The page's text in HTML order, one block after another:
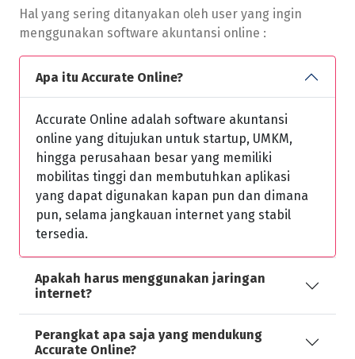
Hal yang sering ditanyakan oleh user yang ingin
menggunakan software akuntansi online :
Apa itu Accurate Online?
Accurate Online adalah software akuntansi
online yang ditujukan untuk startup, UMKM,
hingga perusahaan besar yang memiliki
mobilitas tinggi dan membutuhkan aplikasi
yang dapat digunakan kapan pun dan dimana
pun, selama jangkauan internet yang stabil
tersedia.
Apakah harus menggunakan jaringan
internet?
Perangkat apa saja yang mendukung
Accurate Online?